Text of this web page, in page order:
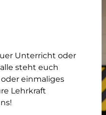
Unterricht oder
steht euch
einmaliges
Lehrkraft